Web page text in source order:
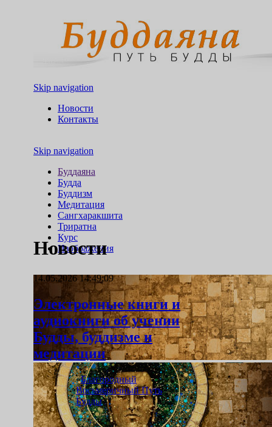
Skip navigation
Новости
Контакты
Skip navigation
Буддаяна
Будда
Буддизм
Медитация
Сангхаракшита
Триратна
Курс
Изображения
Новости
14.05.2026 14:49:09
Электронные книги и
аудиокниги об учении
Будды, буддизме и
медитации
«Благородный
Восьмеричный Путь
Будды»